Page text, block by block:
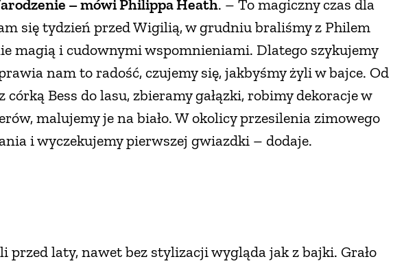
– mówi Philippa Heath. – To magiczny czas dla
się tydzień przed Wigilią, w grudniu braliśmy z Philem
magią i cudownymi wspomnieniami. Dlatego szykujemy
nam to radość, czujemy się, jakbyśmy żyli w bajce. Od
Bess do lasu, zbieramy gałązki, robimy dekoracje w
malujemy je na biało. W okolicy przesilenia zimowego
i wyczekujemy pierwszej gwiazdki – dodaje.
przed laty, nawet bez stylizacji wygląda jak z bajki. Grało